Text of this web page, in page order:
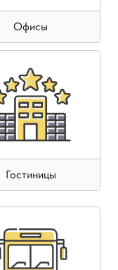
Офисы
Гостиницы